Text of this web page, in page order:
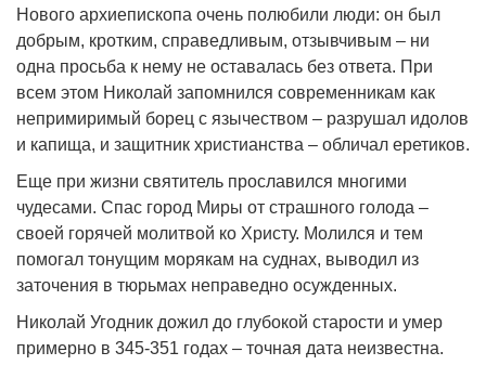
Нового архиепископа очень полюбили люди: он был
добрым, кротким, справедливым, отзывчивым – ни
одна просьба к нему не оставалась без ответа. При
всем этом Николай запомнился современникам как
непримиримый борец с язычеством – разрушал идолов
и капища, и защитник христианства – обличал еретиков.
Еще при жизни святитель прославился многими
чудесами. Спас город Миры от страшного голода –
своей горячей молитвой ко Христу. Молился и тем
помогал тонущим морякам на суднах, выводил из
заточения в тюрьмах неправедно осужденных.
Николай Угодник дожил до глубокой старости и умер
примерно в 345-351 годах – точная дата неизвестна.